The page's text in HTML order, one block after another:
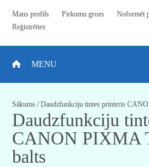
Mans profils Pirkumu grozs Noformēt
Reģistrēties
MENU
Sākums /Daudzfunkciju tintes printeris
Daudzfunkciju
CANON PIXMA
balts